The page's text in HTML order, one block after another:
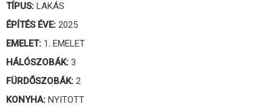
TÍPUS: LAKÁS
ÉPÍTÉS ÉVE: 2025
EMELET: 1. EMELET
HÁLÓSZOBÁK: 3
FÜRDŐSZOBÁK: 2
KONYHA: NYITOTT